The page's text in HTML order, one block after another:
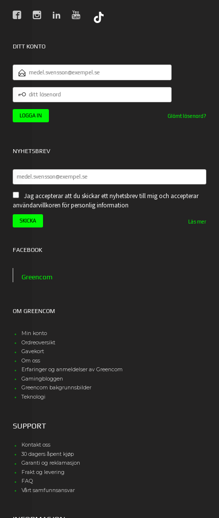
DITT KONTO
POSTADRESS
DITT
LÖSENORD
Glömt lösenord?
NYHETSBREV
Jag accepterar att du skickar ett nyhetsbrev till mig och accepterar
användarvillkoren för personlig information
Läs mer
FACEBOOK
Greencom
OM GREENCOM
Min konto
Ordreoversikt
Gavekort
Om oss
Erfaringer og anmeldelser av Greencom
Gamingbloggen
Greencom bakgrunnsbilder
Teknologi
SUPPORT
Kontakt oss
30 dagers åpent kjøp
Garanti og reklamasjon
Frakt og levering
FAQ
Vårt samfunnsansvar